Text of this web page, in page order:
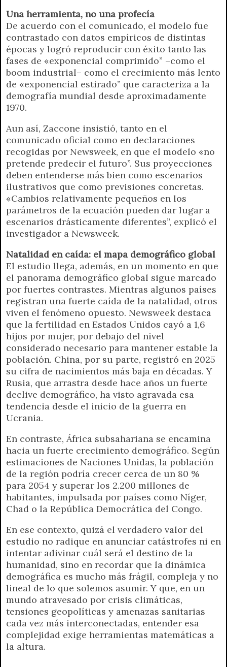
Una herramienta, no una profecía
De acuerdo con el comunicado, el modelo fue
contrastado con datos empíricos de distintas
épocas y logró reproducir con éxito tanto las
fases de «exponencial comprimido” –como el
boom industrial– como el crecimiento más lento
de «exponencial estirado” que caracteriza a la
demografía mundial desde aproximadamente
1970.
Aun así, Zaccone insistió, tanto en el
comunicado oficial como en declaraciones
recogidas por Newsweek, en que el modelo «no
pretende predecir el futuro”. Sus proyecciones
deben entenderse más bien como escenarios
ilustrativos que como previsiones concretas.
«Cambios relativamente pequeños en los
parámetros de la ecuación pueden dar lugar a
escenarios drásticamente diferentes”, explicó el
investigador a Newsweek.
Natalidad en caída: el mapa demográfico global
El estudio llega, además, en un momento en que
el panorama demográfico global sigue marcado
por fuertes contrastes. Mientras algunos países
registran una fuerte caída de la natalidad, otros
viven el fenómeno opuesto. Newsweek destaca
que la fertilidad en Estados Unidos cayó a 1,6
hijos por mujer, por debajo del nivel
considerado necesario para mantener estable la
población. China, por su parte, registró en 2025
su cifra de nacimientos más baja en décadas. Y
Rusia, que arrastra desde hace años un fuerte
declive demográfico, ha visto agravada esa
tendencia desde el inicio de la guerra en
Ucrania.
En contraste, África subsahariana se encamina
hacia un fuerte crecimiento demográfico. Según
estimaciones de Naciones Unidas, la población
de la región podría crecer cerca de un 80 %
para 2054 y superar los 2.200 millones de
habitantes, impulsada por países como Níger,
Chad o la República Democrática del Congo.
En ese contexto, quizá el verdadero valor del
estudio no radique en anunciar catástrofes ni en
intentar adivinar cuál será el destino de la
humanidad, sino en recordar que la dinámica
demográfica es mucho más frágil, compleja y no
lineal de lo que solemos asumir. Y que, en un
mundo atravesado por crisis climáticas,
tensiones geopolíticas y amenazas sanitarias
cada vez más interconectadas, entender esa
complejidad exige herramientas matemáticas a
la altura.